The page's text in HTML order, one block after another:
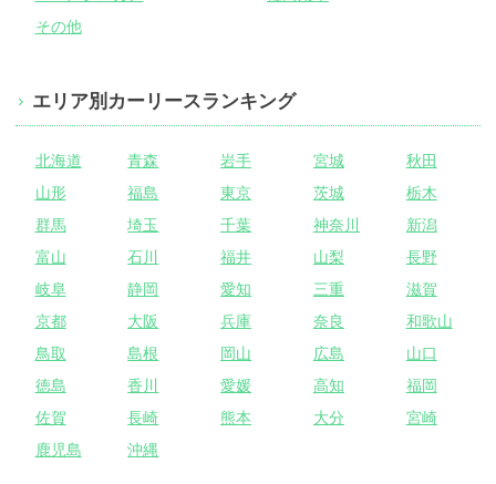
その他
エリア別カーリースランキング
北海道 青森 岩手 宮城
秋田
山形
福島 東京 茨城
栃木
群馬
埼玉 千葉 神奈川
新潟
富山
石川 福井 山梨
長野
岐阜
静岡 愛知 三重
滋賀
京都
大阪 兵庫 奈良
和歌山
鳥取
島根 岡山 広島
山口
徳島
香川 愛媛 高知
福岡
佐賀
長崎 熊本 大分
宮崎
鹿児島
沖縄